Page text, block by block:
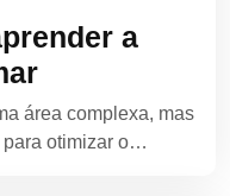
a
área complexa, mas
para otimizar o…